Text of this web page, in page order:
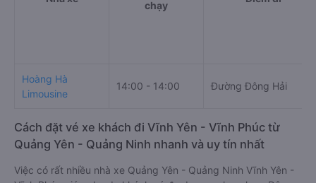
chạy
Hoàng Hà
Limousine
14:00 - 14:00 Đường Đông Hải
Cách đặt vé xe khách đi Vĩnh Yên - Vĩnh Phúc từ
Quảng Yên - Quảng Ninh nhanh và uy tín nhất
Việc có rất nhiều nhà xe Quảng Yên - Quảng Ninh Vĩnh Yên -